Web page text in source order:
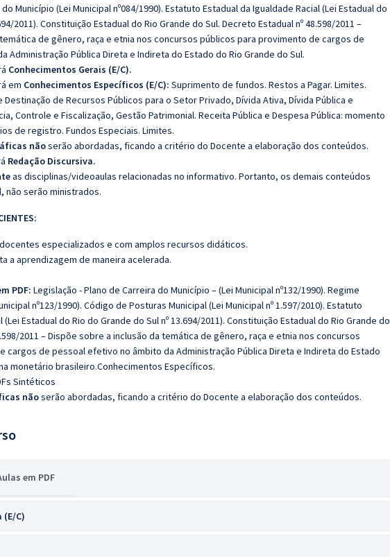
Município (Lei Municipal nº084/1990). Estatuto Estadual da Igualdade Racial (Lei Estadual do
2011). Constituição Estadual do Rio Grande do Sul. Decreto Estadual nº 48.598/2011 –
de gênero, raça e etnia nos concursos públicos para provimento de cargos de
Administração Pública Direta e Indireta do Estado do Rio Grande do Sul.
Conhecimentos Gerais (E/C).
em Conhecimentos Específicos (E/C): Suprimento de fundos. Restos a Pagar. Limites.
de Recursos Públicos para o Setor Privado, Dívida Ativa, Dívida Pública e
Controle e Fiscalização, Gestão Patrimonial. Receita Pública e Despesa Pública: momento
de registro. Fundos Especiais. Limites.
nãoserão abordadas, ficando a critério do Docente a elaboração dos conteúdos.
Redação Discursiva.
as disciplinas/videoaulas relacionadas no informativo. Portanto, os demais conteúdos
não serão ministrados.
especializados e com amplos recursos didáticos.
a aprendizagem de maneira acelerada.
PDF: Legislação - Plano de Carreira do Município – (Lei Municipal nº132/1990). Regime
nº123/1990). Código de Posturas Municipal (Lei Municipal nº 1.597/2010). Estatuto
Estadual do Rio do Grande do Sul nº 13.694/2011). Constituição Estadual do Rio Grande do
2011 – Dispõe sobre a inclusão da temática de gênero, raça e etnia nos concursos
cargos de pessoal efetivo no âmbito da Administração Pública Direta e Indireta do Estado
monetário brasileiro.Conhecimentos Específicos.
Sintéticos
nãoserão abordadas, ficando a critério do Docente a elaboração dos conteúdos.
em PDF
C)